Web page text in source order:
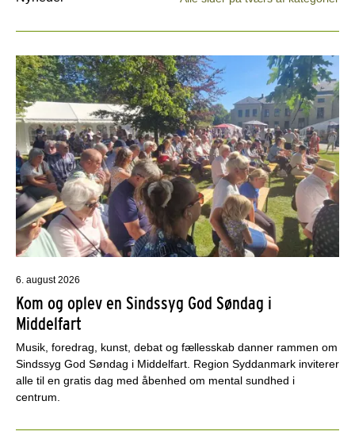
6. august 2026
Kom og oplev en Sindssyg God Søndag i
Middelfart
Musik, foredrag, kunst, debat og fællesskab danner rammen om
Sindssyg God Søndag i Middelfart. Region Syddanmark inviterer
alle til en gratis dag med åbenhed om mental sundhed i
centrum.